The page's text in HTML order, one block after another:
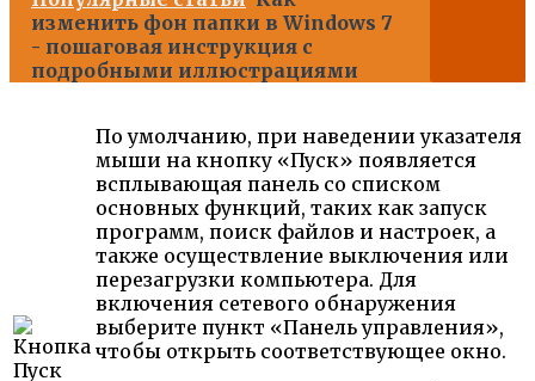
изменить фон папки в Windows 7
- пошаговая инструкция с
подробными иллюстрациями
По умолчанию, при наведении указателя
мыши на кнопку «Пуск» появляется
всплывающая панель со списком
основных функций, таких как запуск
программ, поиск файлов и настроек, а
также осуществление выключения или
перезагрузки компьютера. Для
включения сетевого обнаружения
выберите пункт «Панель управления»,
чтобы открыть соответствующее окно.